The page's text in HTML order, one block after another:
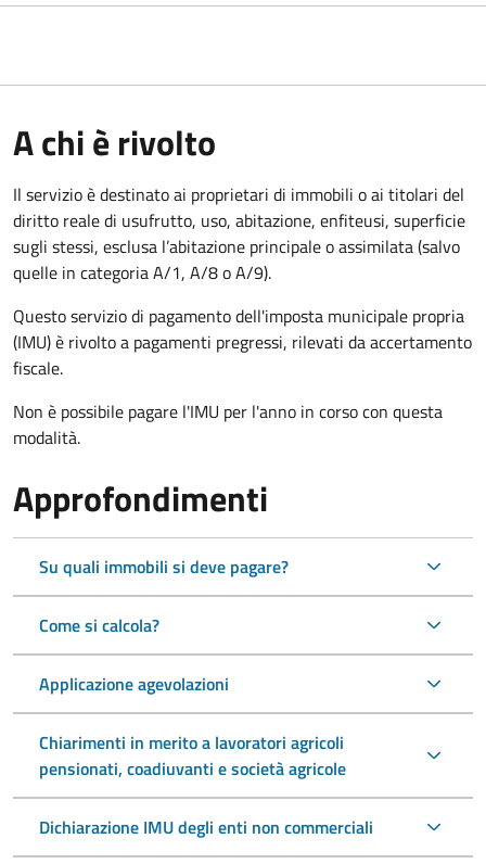
A chi è rivolto
Il servizio è destinato ai proprietari di immobili o ai titolari del
diritto reale di usufrutto, uso, abitazione, enfiteusi, superficie
sugli stessi, esclusa l’abitazione principale o assimilata (salvo
quelle in categoria A/1, A/8 o A/9).
Questo servizio di pagamento dell'imposta municipale propria
(IMU) è rivolto a pagamenti pregressi, rilevati da accertamento
fiscale.
Non è possibile pagare l'IMU per l'anno in corso con questa
modalità.
Approfondimenti
Su quali immobili si deve pagare?
Come si calcola?
Applicazione agevolazioni
Chiarimenti in merito a lavoratori agricoli
pensionati, coadiuvanti e società agricole
Dichiarazione IMU degli enti non commerciali